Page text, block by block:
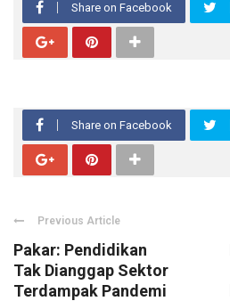
Share on Facebook
Share on Facebook
Previous Article
Pakar: Pendidikan
Tak Dianggap Sektor
Terdampak Pandemi